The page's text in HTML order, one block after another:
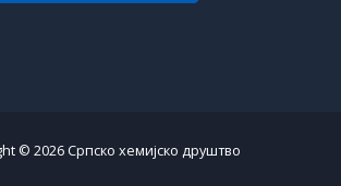
© 2026 Српско хемијско друштво